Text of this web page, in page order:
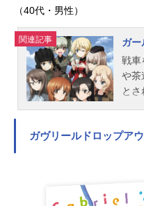
（40代・男性）
関連記事
ガー
戦車
や茶
と
大洗
車
れ
ガヴリールドロップアウ